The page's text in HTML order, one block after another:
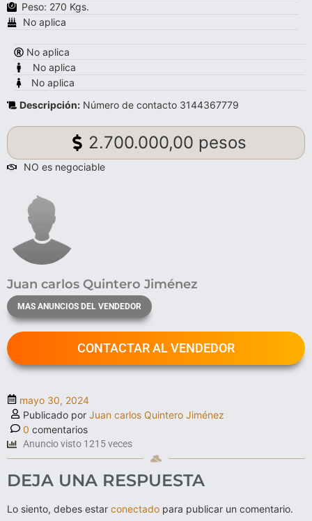
Peso: 270 Kgs.
No aplica
No aplica
No aplica
No aplica
Descripción: Número de contacto 3144367779
2.700.000,00 pesos
NO es negociable
Juan carlos Quintero Jiménez
MAS ANUNCIOS DEL VENDEDOR
CONTACTAR AL VENDEDOR
mayo 30, 2024
Publicado por Juan carlos Quintero Jiménez
0 comentarios
Anuncio visto 1215 veces
DEJA UNA RESPUESTA
Lo siento, debes estar conectado para publicar un comentario.